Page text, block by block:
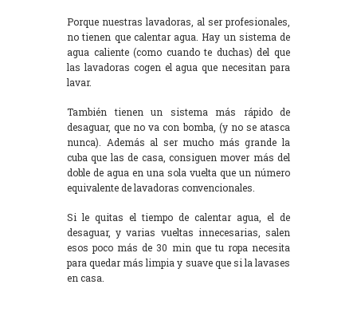
Porque nuestras lavadoras, al ser profesionales,
no tienen que calentar agua. Hay un sistema de
agua caliente (como cuando te duchas) del que
las lavadoras cogen el agua que necesitan para
lavar.
También tienen un sistema más rápido de
desaguar, que no va con bomba, (y no se atasca
nunca). Además al ser mucho más grande la
cuba que las de casa, consiguen mover más del
doble de agua en una sola vuelta que un número
equivalente de lavadoras convencionales.
Si le quitas el tiempo de calentar agua, el de
desaguar, y varias vueltas innecesarias, salen
esos poco más de 30 min que tu ropa necesita
para quedar más limpia y suave que si la lavases
en casa.